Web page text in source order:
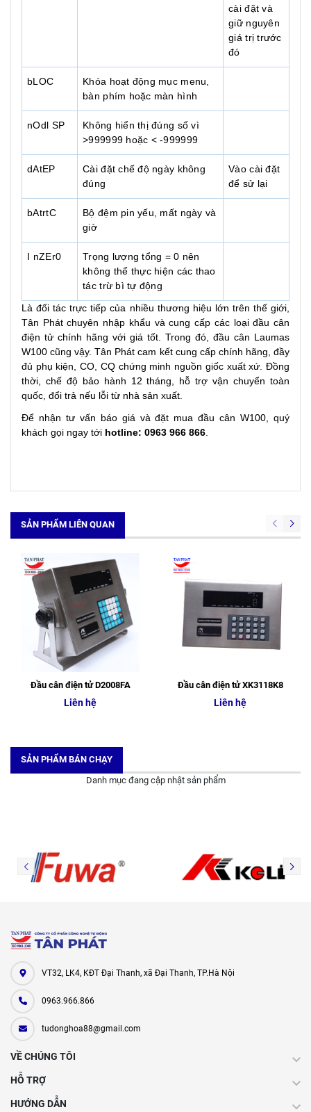
cài đặt và
giữ nguyên
giá trị trước
đó
bLOC
Khóa hoạt động mục menu,
bàn phím hoặc màn hình
nOdl SP
Không hiển thị đúng số vì
>999999 hoặc < -999999
dAtEP
Cài đặt chế độ ngày không
đúng
Vào cài đặt
để sử lại
bAtrtC
Bộ đệm pin yếu, mất ngày và
giờ
I nZEr0
Trọng lượng tổng = 0 nên
không thể thực hiện các thao
tác trừ bì tự động
Là đối tác trực tiếp của nhiều thương hiệu lớn trên thế giới,
Tân Phát chuyên nhập khẩu và cung cấp các loại đầu cân
điện tử chính hãng với giá tốt. Trong đó, đầu cân Laumas
W100 cũng vậy. Tân Phát cam kết cung cấp chính hãng, đầy
đủ phụ kiện, CO, CQ chứng minh nguồn giốc xuất xứ. Đồng
thời, chế độ bảo hành 12 tháng, hỗ trợ vận chuyển toàn
quốc, đổi trả nếu lỗi từ nhà sản xuất.
Để nhận tư vấn báo giá và đặt mua đầu cân W100, quý
khách gọi ngay tới hotline: 0963 966 866
SẢN PHẨM LIÊN QUAN
Đầu cân điện tử D2008FA
Liên hệ
Đầu cân điện tử XK3118K8
Liên hệ
SẢN PHẨM BÁN CHẠY
Danh mục đang cập nhật sản phẩm
VT32, LK4, KĐT Đại Thanh, xã Đại Thanh, TP.Hà Nội
0963.966.866
tudonghoa88@gmail.com
VỀ CHÚNG TÔI
HỖ TRỢ
HƯỚNG DẪN